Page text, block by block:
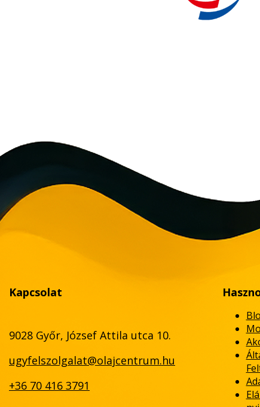
Kapcsolat
9028 Győr, József Attila utca 10.
ugyfelszolgalat@olajcentrum.hu
+36 70 416 3791